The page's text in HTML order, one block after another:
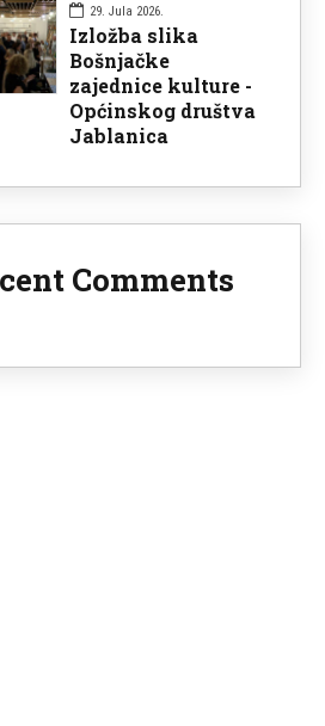
29. Jula 2026.
Izložba slika
Bošnjačke
zajednice kulture -
Općinskog društva
Jablanica
Comments